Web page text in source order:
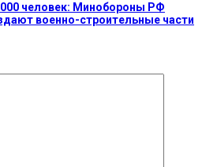
человек: Минобороны РФ
военно-строительные части